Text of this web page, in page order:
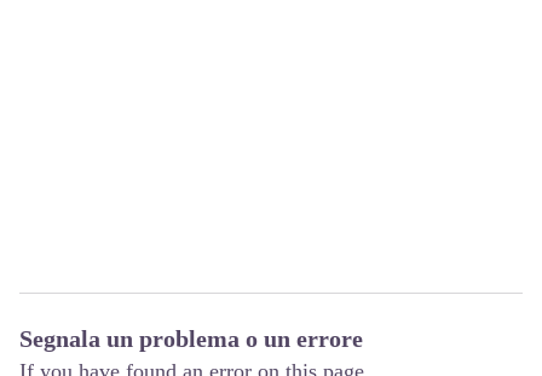
Segnala un problema o un errore
If you have found an error on this page